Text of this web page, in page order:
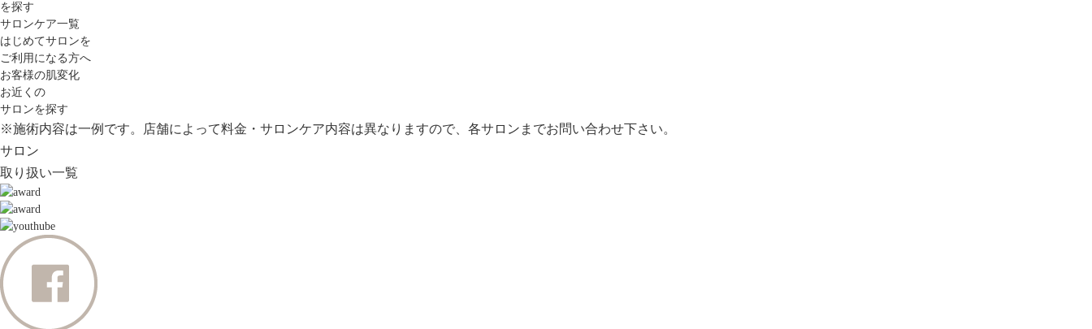
を探す
サロンケア一覧
はじめてサロンを
ご利用になる方へ
お客様の肌変化
お近くの
サロンを探す
※施術内容は一例です。店舗によって料金・サロンケア内容は異なりますので、各サロンまでお問い合わせ下さい。
サロン
取り扱い一覧